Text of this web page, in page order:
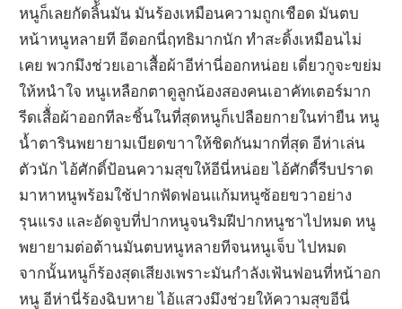
หนูก็เลยกัดลิ้ันมัน มันร้องเหมือนความถูกเชือด มันตบ
หน้าหนูหลายที อีดอกนี่ฤทธิมากนัก ทำสะดิ้งเหมือนไม่
เคย พวกมึงช่วยเอาเสื้อผ้าอีห่านี่ออกหน่อย เดี่ยวกูจะขย่ม
ให้หนำใจ หนูเหลือกตาดูลูกน้องสองคนเอาคัทเตอร์มาก
รีดเสื้่อผ้าออกทีละชิ้นในที่สุดหนูก็เปลือยกายในท่ายืน หนู
น้ำตารินพยายามเบียดขาาให้ชิดกันมากที่สุด อีห่าเล่น
ตัวนัก ไอ้ศักดิ์ป้อนความสุขให้อีนี่หน่อย ไอ้ศักดื์รีบปราด
มาหาหนูพร้อมใช้ปากฟัดฟอนแก้มหนูซ้อยขวาอย่าง
รุนแรง และอัดจูบที่ปากหนูจนริมฝีปากหนูชาไปหมด หนู
พยายามต่อต้านมันตบหนูหลายทีจนหนูเจ็บ ไปหมด
จากนั้นหนูก็ร้องสุดเสียงเพราะมันกำลังเฟ้นฟอนที่หน้าอก
หนู อีห่านี่ร้องฉิบหาย ไอ้แสวงมึงช่วยให้ความสุขอีนี่